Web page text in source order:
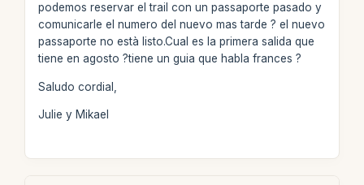
podemos reservar el trail con un passaporte pasado y
comunicarle el numero del nuevo mas tarde ? el nuevo
passaporte no està listo.Cual es la primera salida que
tiene en agosto ?tiene un guia que habla frances ?
Saludo cordial,
Julie y Mikael